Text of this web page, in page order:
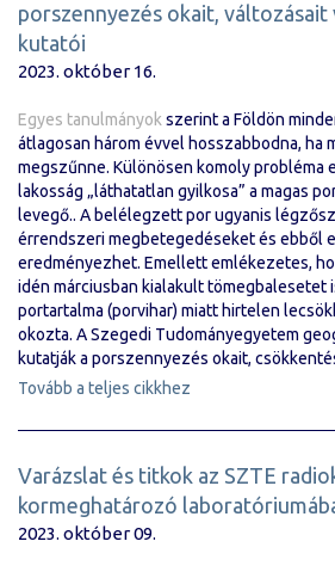
porszennyezés okait, változásait
kutatói
2023. október 16.
Egyes tanulmányok szerint a Földön
átlagosan három évvel hosszabbodna, ha
megszűnne. Különösen komoly probléma
lakosság „láthatatlan gyilkosa” a magas
levegő.. A belélegzett por ugyanis
érrendszeri megbetegedéseket és ebből
eredményezhet. Emellett emlékezetes,
idén márciusban kialakult tömegbalesetet
portartalma (porvihar) miatt hirtelen
okozta. A Szegedi Tudományegyetem
kutatják a porszennyezés okait,
Tovább a teljes cikkhez
Varázslat és titkok az SZTE
kormeghatározó
2023. október 09.